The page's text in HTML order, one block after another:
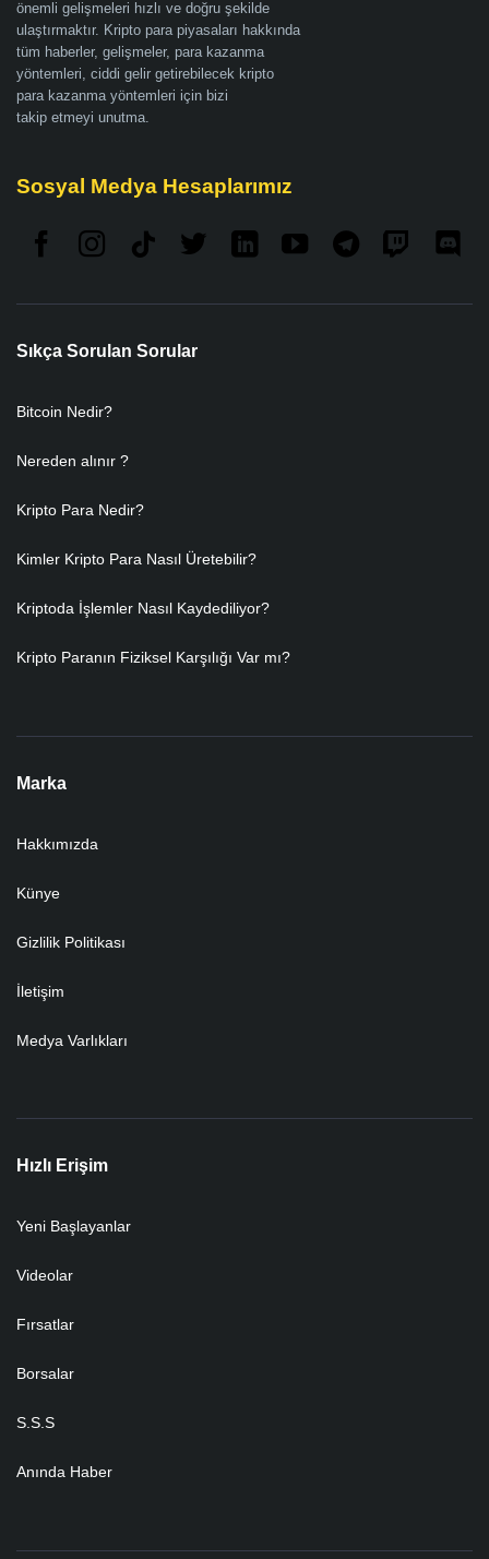
önemli gelişmeleri hızlı ve doğru şekilde
ulaştırmaktır. Kripto para piyasaları hakkında
tüm haberler, gelişmeler, para kazanma
yöntemleri, ciddi gelir getirebilecek kripto
para kazanma yöntemleri için bizi
takip etmeyi unutma.
Sosyal Medya Hesaplarımız
Sıkça Sorulan Sorular
Bitcoin Nedir?
Nereden alınır ?
Kripto Para Nedir?
Kimler Kripto Para Nasıl Üretebilir?
Kriptoda İşlemler Nasıl Kaydediliyor?
Kripto Paranın Fiziksel Karşılığı Var mı?
Marka
Hakkımızda
Künye
Gizlilik Politikası
İletişim
Medya Varlıkları
Hızlı Erişim
Yeni Başlayanlar
Videolar
Fırsatlar
Borsalar
S.S.S
Anında Haber